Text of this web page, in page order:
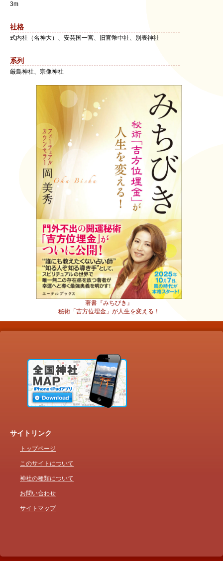
3m
社格
式内社（名神大）、安芸国一宮、旧官幣中社、別表神社
系列
厳島神社、宗像神社
著書『みちびき』
秘術「吉方位埋金」が人生を変える！
サイトリンク
トップページ
このサイトについて
神社の種類について
お問い合わせ
サイトマップ